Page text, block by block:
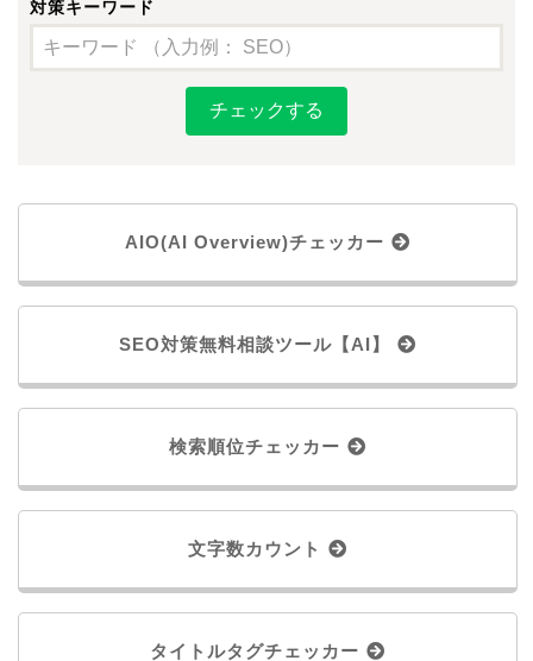
AI×SEO(AISEOの基礎と対策)
SEOセミナー
SEO最新ニュース
SEO研究データ
会社概要
私たちについて
AIO(AI Overview)チェッカー
SEO対策無料相談ツール【AI】
検索順位チェッカー
文字数カウント
タイトルタグチェッカー